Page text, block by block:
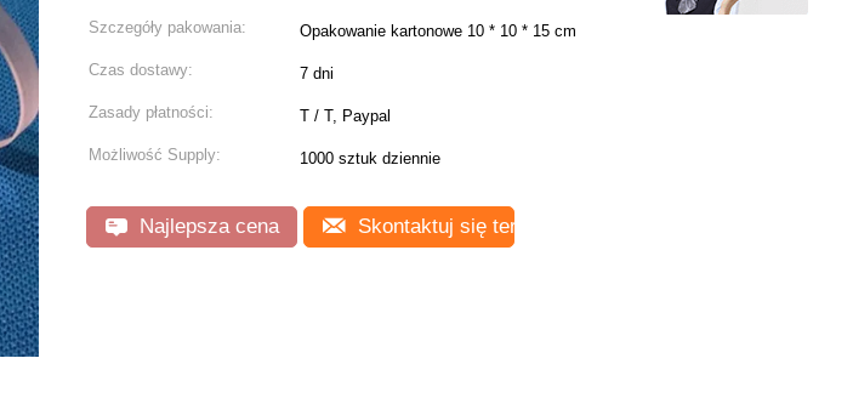
Szczegóły pakowania: Opakowanie kartonowe 10 * 10 * 15 cm
Czas dostawy: 7 dni
Zasady płatności: T / T, Paypal
Możliwość Supply: 1000 sztuk dziennie
Najlepsza cena Skontaktuj się teraz